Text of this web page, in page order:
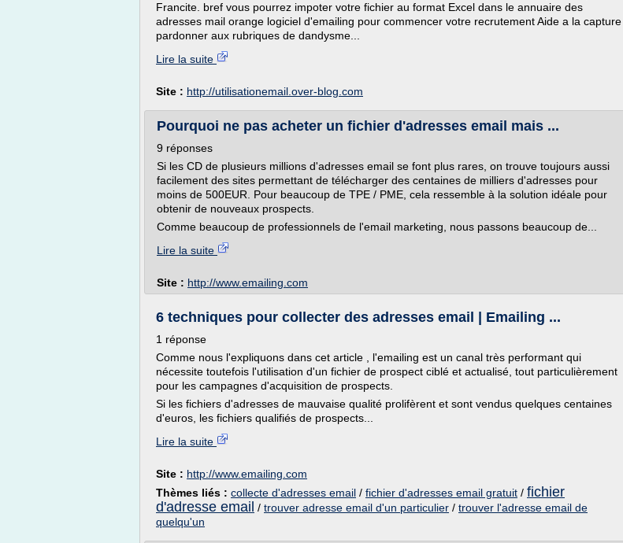
Francite. bref vous pourrez impoter votre fichier au format Excel dans le annuaire des
adresses mail orange logiciel d'emailing pour commencer votre recrutement Aide a la capture
pardonner aux rubriques de dandysme...
Lire la suite
Site : http://utilisationemail.over-blog.com
Pourquoi ne pas acheter un fichier d'adresses email mais ...
9 réponses
Si les CD de plusieurs millions d'adresses email se font plus rares, on trouve toujours aussi
facilement des sites permettant de télécharger des centaines de milliers d'adresses pour
moins de 500EUR. Pour beaucoup de TPE / PME, cela ressemble à la solution idéale pour
obtenir de nouveaux prospects.
Comme beaucoup de professionnels de l'email marketing, nous passons beaucoup de...
Lire la suite
Site : http://www.emailing.com
6 techniques pour collecter des adresses email | Emailing ...
1 réponse
Comme nous l'expliquons dans cet article , l'emailing est un canal très performant qui
nécessite toutefois l'utilisation d'un fichier de prospect ciblé et actualisé, tout particulièrement
pour les campagnes d'acquisition de prospects.
Si les fichiers d'adresses de mauvaise qualité prolifèrent et sont vendus quelques centaines
d'euros, les fichiers qualifiés de prospects...
Lire la suite
Site : http://www.emailing.com
Thèmes liés : collecte d'adresses email / fichier d'adresses email gratuit / fichier
d'adresse email / trouver adresse email d'un particulier / trouver l'adresse email de
quelqu'un